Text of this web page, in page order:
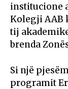
institucione
Kolegji AAB
tij
brenda
Si një
programit